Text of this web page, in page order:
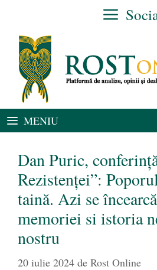
conținut
MENIU
Dan Puric,
Rezistenței”:
taină. Azi se
memoriei si istoria
nostru
20 iulie 2024 de Rost Online